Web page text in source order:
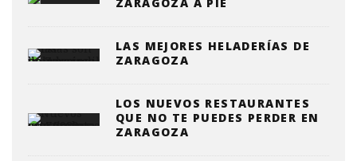
LAS MEJORES HELADERÍAS DE
ZARAGOZA
LOS NUEVOS RESTAURANTES
QUE NO TE PUEDES PERDER EN
ZARAGOZA